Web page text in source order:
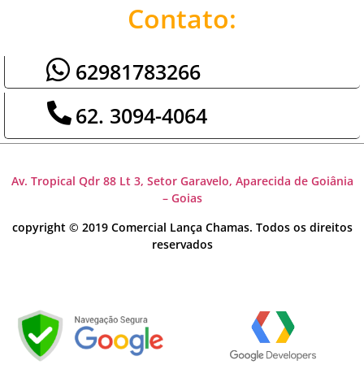
Contato:
62981783266
62. 3094-4064
Av. Tropical Qdr 88 Lt 3, Setor Garavelo, Aparecida de Goiânia
– Goias
copyright © 2019 Comercial Lança Chamas. Todos os direitos
reservados